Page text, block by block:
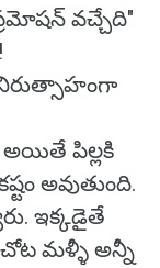
వచ్చేది"
పిల్లకి
అవుతుంది.
ఇక్కడైతే
చోట మళ్ళీ అన్నీ